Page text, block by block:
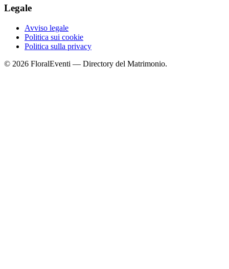
Legale
Avviso legale
Politica sui cookie
Politica sulla privacy
© 2026 FloralEventi — Directory del Matrimonio.